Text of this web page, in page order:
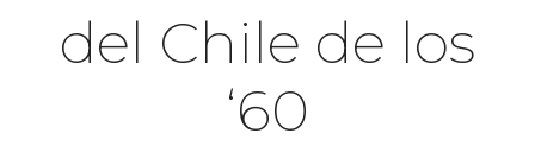
del Chile de los
‘60